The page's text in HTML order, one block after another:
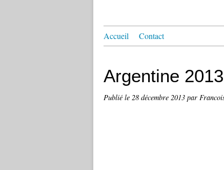
Accueil Contact
Argentine 2013
Publié le 28 décembre 2013 par